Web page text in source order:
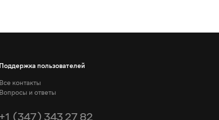
Поддержка пользователей
Все контакты
Вопросы и ответы
+1 (347) 343 27 82